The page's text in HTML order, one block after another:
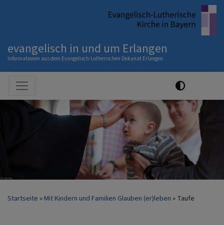
evangelisch in und um Erlangen
Informationen aus dem Evangelisch-Lutherischen Dekanat Erlangen
Hauptnavigation
Startseite Mit Kindern und Familien Glauben (er)leben Taufe